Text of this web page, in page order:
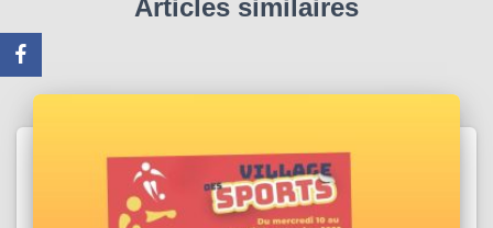
Articles similaires